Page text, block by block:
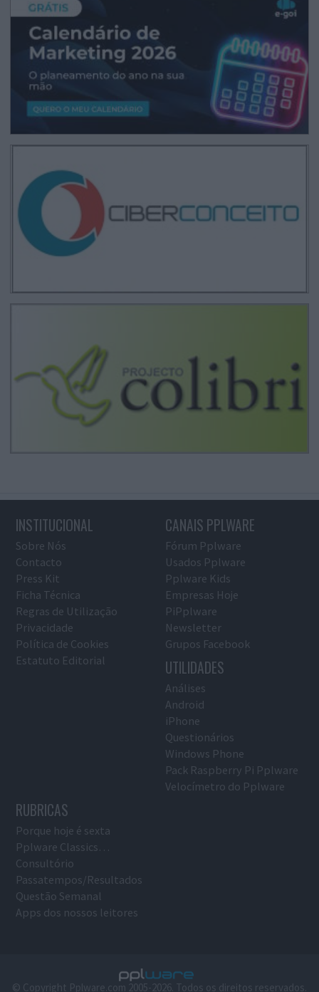
INSTITUCIONAL
Sobre Nós
Contacto
Press Kit
Ficha Técnica
Regras de Utilização
Privacidade
Política de Cookies
Estatuto Editorial
CANAIS PPLWARE
Fórum Pplware
Usados Pplware
Pplware Kids
Empresas Hoje
PiPplware
Newsletter
Grupos Facebook
UTILIDADES
Análises
Android
iPhone
Questionários
Windows Phone
Pack Raspberry Pi Pplware
Velocímetro do Pplware
RUBRICAS
Porque hoje é sexta
Pplware Classics…
Consultório
Passatempos/Resultados
Questão Semanal
Apps dos nossos leitores
© Copyright Pplware.com 2005-2026. Todos os direitos reservados.